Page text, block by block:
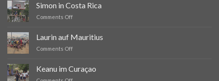
Viveca
auf
Simon in Costa Rica
Comments Offon
Costa
Rica
Laurin auf Mauritius
Comments Offon
Mauritius
Keanu im Curaçao